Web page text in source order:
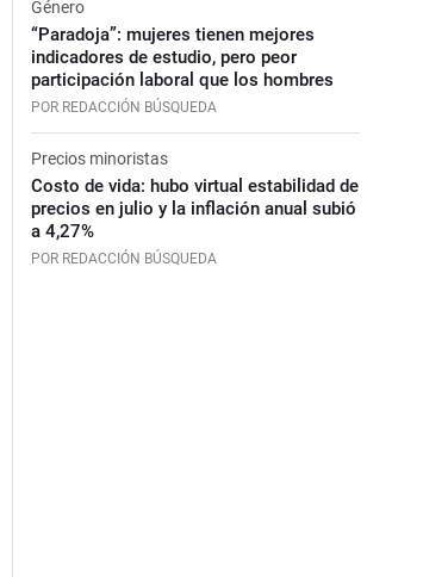
Género
“Paradoja”: mujeres tienen mejores
indicadores de estudio, pero peor
participación laboral que los hombres
POR REDACCIÓN BÚSQUEDA
Precios minoristas
Costo de vida: hubo virtual estabilidad de
precios en julio y la inflación anual subió
a 4,27%
POR REDACCIÓN BÚSQUEDA